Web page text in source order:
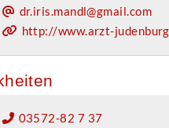
dr.iris.mandl@gmail.com
http://www.arzt-
03572-82 7 37